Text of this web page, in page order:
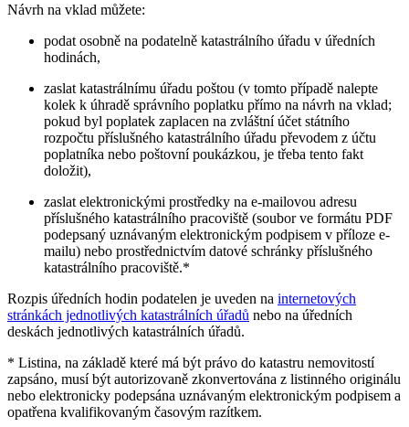
Návrh na vklad můžete:
podat osobně na podatelně katastrálního úřadu v úředních
hodinách,
zaslat katastrálnímu úřadu poštou (v tomto případě nalepte
kolek k úhradě správního poplatku přímo na návrh na vklad;
pokud byl poplatek zaplacen na zvláštní účet státního
rozpočtu příslušného katastrálního úřadu převodem z účtu
poplatníka nebo poštovní poukázkou, je třeba tento fakt
doložit),
zaslat elektronickými prostředky na e-mailovou adresu
příslušného katastrálního pracoviště (soubor ve formátu PDF
podepsaný uznávaným elektronickým podpisem v příloze e-
mailu) nebo prostřednictvím datové schránky příslušného
katastrálního pracoviště.*
Rozpis úředních hodin podatelen je uveden na internetových
stránkách jednotlivých katastrálních úřadů nebo na úředních
deskách jednotlivých katastrálních úřadů.
* Listina, na základě které má být právo do katastru nemovitostí
zapsáno, musí být autorizovaně zkonvertována z listinného originálu
nebo elektronicky podepsána uznávaným elektronickým podpisem a
opatřena kvalifikovaným časovým razítkem.